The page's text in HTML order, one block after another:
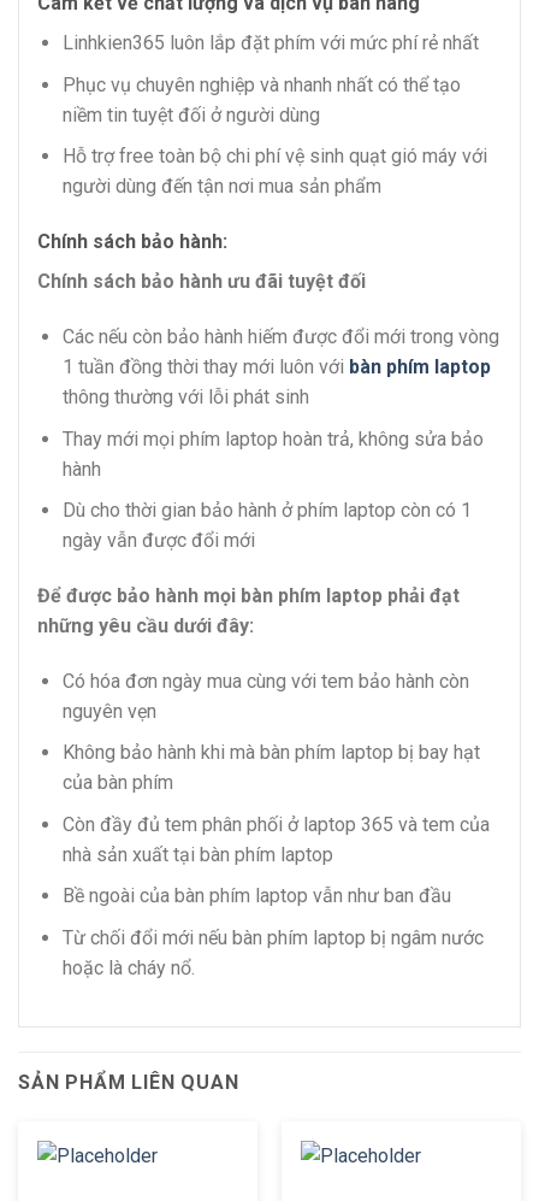
Linhkien365 luôn lắp đặt phím với mức phí rẻ nhất
Phục vụ chuyên nghiệp và nhanh nhất có thể tạo
niềm tin tuyệt đối ở người dùng
Hỗ trợ free toàn bộ chi phí vệ sinh quạt gió máy với
người dùng đến tận nơi mua sản phẩm
Chính sách bảo hành:
Chính sách bảo hành ưu đãi tuyệt đối
Các nếu còn bảo hành hiếm được đổi mới trong vòng
1 tuần đồng thời thay mới luôn với bàn phím laptop
thông thường với lỗi phát sinh
Thay mới mọi phím laptop hoàn trả, không sửa bảo
hành
Dù cho thời gian bảo hành ở phím laptop còn có 1
ngày vẫn được đổi mới
Để được bảo hành mọi bàn phím laptop phải đạt
những yêu cầu dưới đây:
Có hóa đơn ngày mua cùng với tem bảo hành còn
nguyên vẹn
Không bảo hành khi mà bàn phím laptop bị bay hạt
của bàn phím
Còn đầy đủ tem phân phối ở laptop 365 và tem của
nhà sản xuất tại bàn phím laptop
Bề ngoài của bàn phím laptop vẫn như ban đầu
Từ chối đổi mới nếu bàn phím laptop bị ngâm nước
hoặc là cháy nổ.
SẢN PHẨM LIÊN QUAN